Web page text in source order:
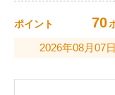
ポイント 70
2026年08月07